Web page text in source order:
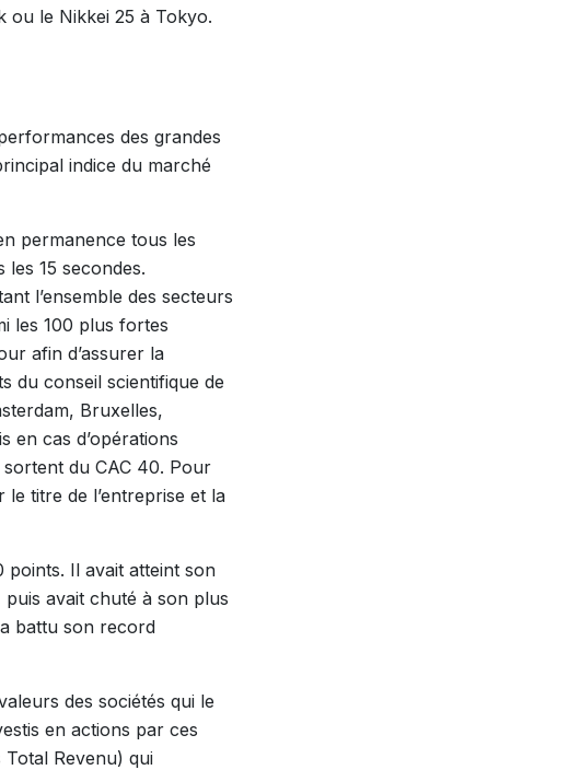
ou le Nikkei 25 à Tokyo.
des grandes
indice du marché
permanence tous les
15 secondes.
l’ensemble des secteurs
les 100 plus fortes
afin d’assurer la
du conseil scientifique de
Bruxelles,
en cas d’opérations
du CAC 40. Pour
titre de l’entreprise et la
points. Il avait atteint son
avait chuté à son plus
battu son record
des sociétés qui le
en actions par ces
Total Revenu) qui